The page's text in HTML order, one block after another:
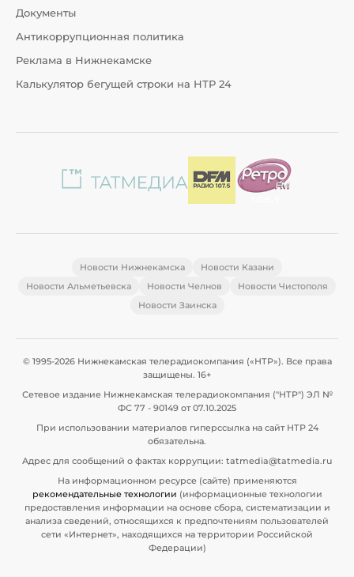
Документы
Антикоррупционная политика
Реклама в Нижнекамске
Калькулятор бегущей строки на НТР 24
Новости Нижнекамска
Новости Казани
Новости Альметьевска
Новости Челнов
Новости Чистополя
Новости Заинска
© 1995-2026 Нижнекамская телерадиокомпания («НТР»). Все права
защищены. 16+
Сетевое издание Нижнекамская телерадиокомпания ("НТР") ЭЛ №
ФС 77 - 90149 от 07.10.2025
При использовании материалов гиперссылка на сайт НТР 24
обязательна.
Адрес для сообщений о фактах коррупции: tatmedia@tatmedia.ru
На информационном ресурсе (сайте) применяются
рекомендательные технологии (информационные технологии
предоставления информации на основе сбора, систематизации и
анализа сведений, относящихся к предпочтениям пользователей
сети «Интернет», находящихся на территории Российской
Федерации)